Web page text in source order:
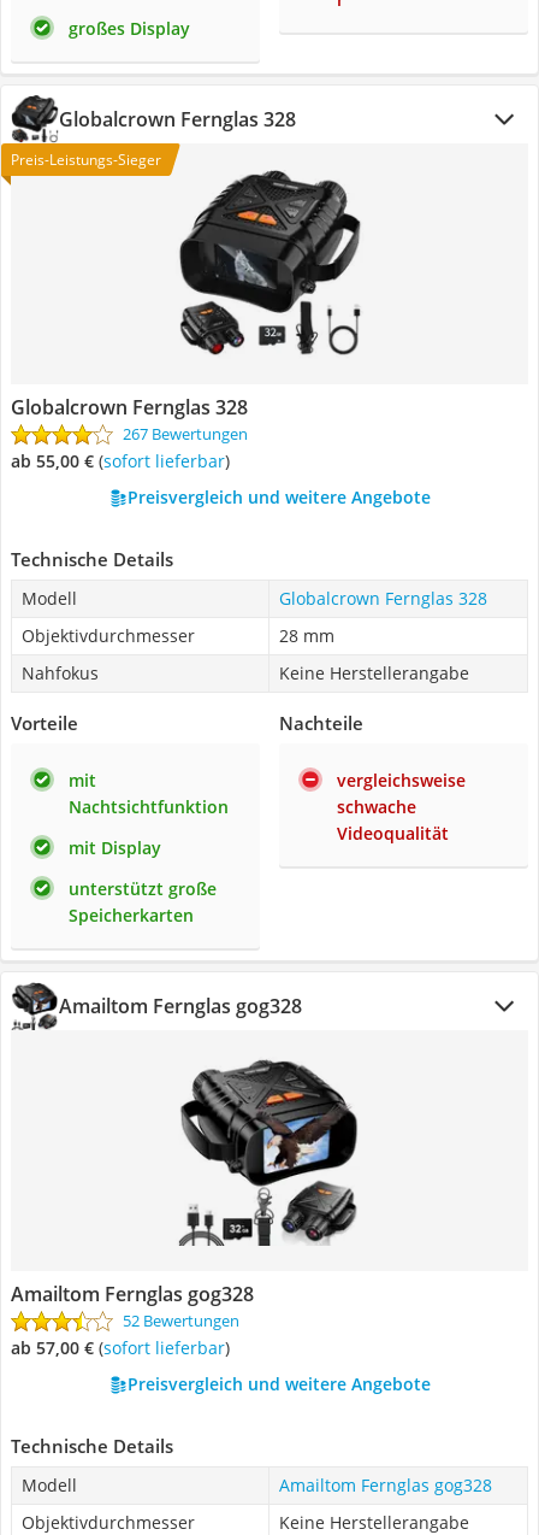
großes Display
Globalcrown Fernglas 328
Preis-Leistungs-Sieger
Globalcrown Fernglas 328
267 Bewertungen
ab 55,00 € ( Sofort lieferbar)
Preisvergleich und weitere Angebote
Technische Details
Modell
Globalcrown Fernglas 328
Objektivdurchmesser
28 mm
Nahfokus
Keine Herstellerangabe
Vorteile
mit
Nachtsichtfunktion
mit Display
unterstützt große
Speicherkarten
Nachteile
vergleichsweise
schwache
Videoqualität
Amailtom Fernglas gog328
Amailtom Fernglas gog328
52 Bewertungen
ab 57,00 € ( Sofort lieferbar)
Preisvergleich und weitere Angebote
Technische Details
Modell
Amailtom Fernglas gog328
Objektivdurchmesser
Keine Herstellerangabe